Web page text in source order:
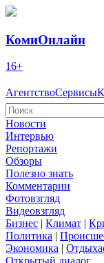
КомиОнлайн
16+
АгентствоСервисы
Новости
Интервью
Репортажи
Обзоры
Полезно знать
Комментарии
Фотовзгляд
Видеовзгляд
Бизнес | Климат |
Политика |
Экономика |